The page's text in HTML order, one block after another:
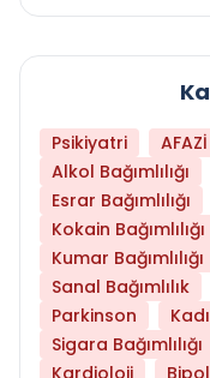
Psikiyatri AFAZİ
Alkol Bağımlılığı
Esrar Bağımlılığı
Kokain Bağımlılığı
Kumar Bağımlılığı
Sanal Bağımlılık
Parkinson
Sigara Bağımlılığı
Kardioloji